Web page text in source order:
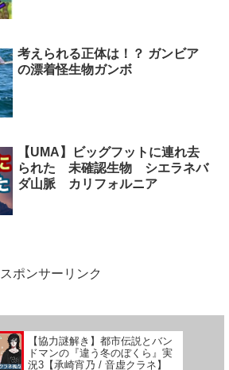
考えられる正体は！？ ガンビア
の漂着怪生物ガンボ
【UMA】ビッグフットに連れ去
られた 未確認生物 シエラネバ
ダ山脈 カリフォルニア
スポンサーリンク
【協力謎解き】都市伝説とバン
ドマンの『違う冬のぼくら』実
況3【承崎宵乃 / 音虚クラネ】